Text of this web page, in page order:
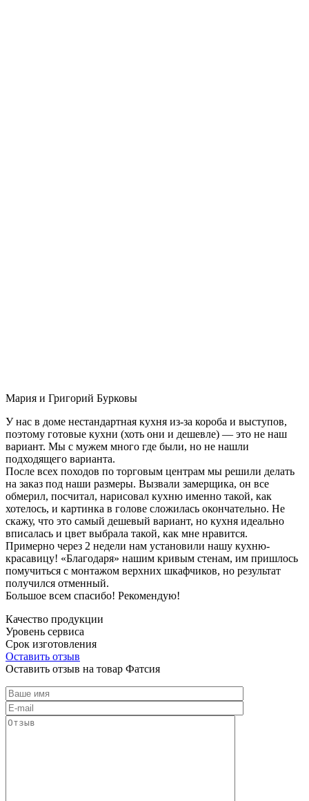
Мария и Григорий Бурковы
У нас в доме нестандартная кухня из-за короба и выступов,
поэтому готовые кухни (хоть они и дешевле) — это не наш
вариант. Мы с мужем много где были, но не нашли
подходящего варианта.
После всех походов по торговым центрам мы решили делать
на заказ под наши размеры. Вызвали замерщика, он все
обмерил, посчитал, нарисовал кухню именно такой, как
хотелось, и картинка в голове сложилась окончательно. Не
скажу, что это самый дешевый вариант, но кухня идеально
вписалась и цвет выбрала такой, как мне нравится.
Примерно через 2 недели нам установили нашу кухню-
красавицу! «Благодаря» нашим кривым стенам, им пришлось
помучиться с монтажом верхних шкафчиков, но результат
получился отменный.
Большое всем спасибо! Рекомендую!
Качество продукции
Уровень сервиса
Срок изготовления
Оставить отзыв
Оставить отзыв на товар Фатсия